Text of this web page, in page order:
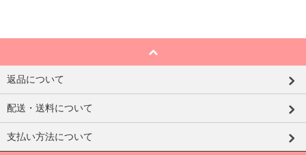
返品について
配送・送料について
支払い方法について